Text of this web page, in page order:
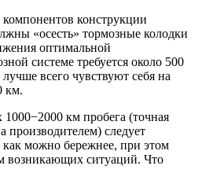
компонентов конструкции
«осесть» тормозные колодки
оптимальной
системе требуется около 500
всего чувствуют себя на
км.
км пробега (точная
производителем) следует
как можно бережнее, при этом
возникающих ситуаций. Что